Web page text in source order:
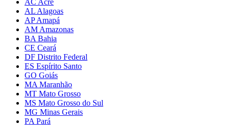
AC Acre
AL Alagoas
AP Amapá
AM Amazonas
BA Bahia
CE Ceará
DF Distrito Federal
ES Espírito Santo
GO Goiás
MA Maranhão
MT Mato Grosso
MS Mato Grosso do Sul
MG Minas Gerais
PA Pará